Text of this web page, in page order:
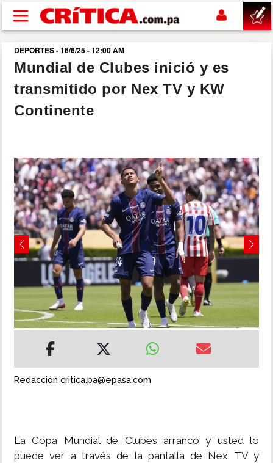
Pasar al contenido principal
buscar
SUCESOS
POLÍTICA
SHOW
DEPORTES
MUNDO
INSÓLITAS
MULTIMEDIA
IMPRESO
DEPORTES - 16/6/25 - 12:00 AM
Mundial de Clubes inició y es
transmitido por Nex TV y KW
Continente
Previous Next
Redacción critica.pa@epasa.com
La Copa Mundial de Clubes arrancó y usted lo
puede ver a través de la pantalla de Nex TV y